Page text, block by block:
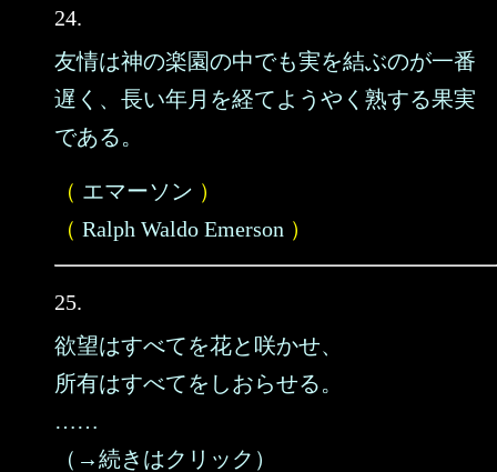
24.
友情は神の楽園の中でも実を結ぶのが一番
遅く、長い年月を経てようやく熟する果実
である。
（ エマーソン ）
（ Ralph Waldo Emerson ）
25.
欲望はすべてを花と咲かせ、
所有はすべてをしおらせる。
……
（→続きはクリック）